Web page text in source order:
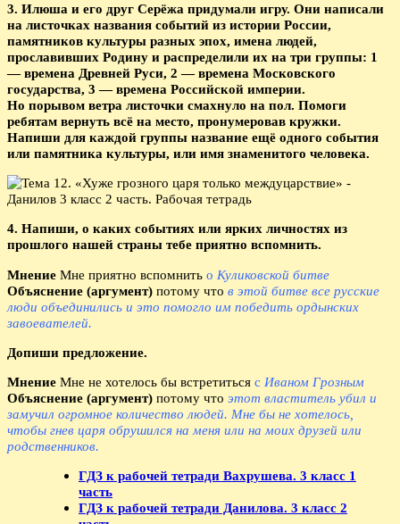
3. Илюша и его друг Серёжа придумали игру. Они написали
на листочках названия событий из истории России,
памятников культуры разных эпох, имена людей,
прославивших Родину и распределили их на три группы: 1
— времена Древней Руси, 2 — времена Московского
государства, 3 — времена Российской империи.
Но порывом ветра листочки смахнуло на пол. Помоги
ребятам вернуть всё на место, пронумеровав кружки.
Напиши для каждой группы название ещё одного события
или памятника культуры, или имя знаменитого человека.
4. Напиши, о каких событиях или ярких личностях из
прошлого нашей страны тебе приятно вспомнить.
Мнение Мне приятно вспомнить о Куликовской битве
Объяснение (аргумент) потому что в этой битве все русские
люди объединились и это помогло им победить ордынских
завоевателей.
Допиши предложение.
Мнение Мне не хотелось бы встретиться с Иваном Грозным
Объяснение (аргумент) потому что этот властитель убил и
замучил огромное количество людей. Мне бы не хотелось,
чтобы гнев царя обрушился на меня или на моих друзей или
родственников.
ГДЗ к рабочей тетради Вахрушева. 3 класс 1
часть
ГДЗ к рабочей тетради Данилова. 3 класс 2